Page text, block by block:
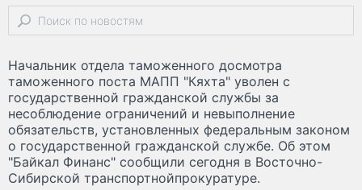
Начальник отдела таможенного досмотра
таможенного поста МАПП "Кяхта" уволен с
государственной гражданской службы за
несоблюдение ограничений и невыполнение
обязательств, установленных федеральным законом
о государственной гражданской службе. Об этом
"Байкал Финанс" сообщили сегодня в Восточно-
Сибирской транспортнойпрокуратуре.